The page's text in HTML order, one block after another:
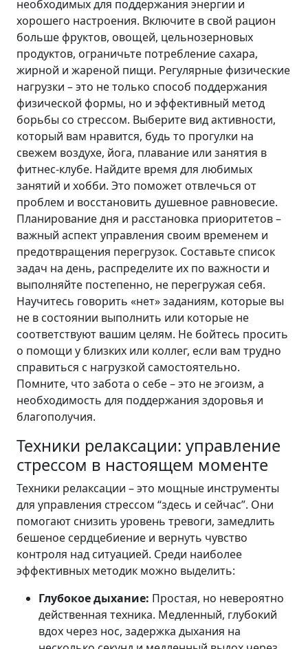
необходимых для поддержания энергии и
хорошего настроения. Включите в свой рацион
больше фруктов, овощей, цельнозерновых
продуктов, ограничьте потребление сахара,
жирной и жареной пищи. Регулярные физические
нагрузки – это не только способ поддержания
физической формы, но и эффективный метод
борьбы со стрессом. Выберите вид активности,
который вам нравится, будь то прогулки на
свежем воздухе, йога, плавание или занятия в
фитнес-клубе. Найдите время для любимых
занятий и хобби. Это поможет отвлечься от
проблем и восстановить душевное равновесие.
Планирование дня и расстановка приоритетов –
важный аспект управления своим временем и
предотвращения перегрузок. Составьте список
задач на день, распределите их по важности и
выполняйте постепенно, не перегружая себя.
Научитесь говорить «нет» заданиям, которые вы
не в состоянии выполнить или которые не
соответствуют вашим целям. Не бойтесь просить
о помощи у близких или коллег, если вам трудно
справиться с нагрузкой самостоятельно.
Помните, что забота о себе – это не эгоизм, а
необходимость для поддержания здоровья и
благополучия.
Техники релаксации: управление
стрессом в настоящем моменте
Техники релаксации – это мощные инструменты
для управления стрессом “здесь и сейчас”. Они
помогают снизить уровень тревоги, замедлить
бешеное сердцебиение и вернуть чувство
контроля над ситуацией. Среди наиболее
эффективных методик можно выделить:
Глубокое дыхание: Простая, но невероятно
действенная техника. Медленный, глубокий
вдох через нос, задержка дыхания на